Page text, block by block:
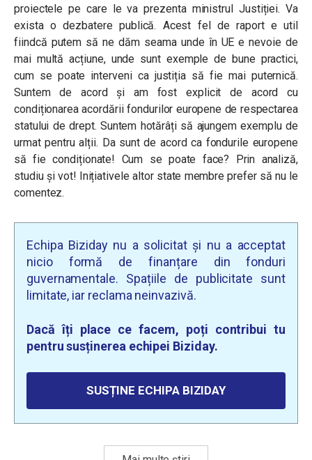
proiectele pe care le va prezenta ministrul Justiției. Va
exista o dezbatere publică. Acest fel de raport e util
fiindcă putem să ne dăm seama unde în UE e nevoie de
mai multă acțiune, unde sunt exemple de bune practici,
cum se poate interveni ca justiția să fie mai puternică.
Suntem de acord și am fost explicit de acord cu
condiționarea acordării fondurilor europene de respectarea
statului de drept. Suntem hotărâți să ajungem exemplu de
urmat pentru alții. Da sunt de acord ca fondurile europene
să fie condiționate! Cum se poate face? Prin analiză,
studiu și vot! Inițiativele altor state membre prefer să nu le
comentez.
Echipa Biziday nu a solicitat și nu a acceptat
nicio formă de finanțare din fonduri
guvernamentale. Spațiile de publicitate sunt
limitate, iar reclama neinvazivă.
Dacă îți place ce facem, poți contribui tu
pentru susținerea echipei Biziday.
SUSȚINE ECHIPA BIZIDAY